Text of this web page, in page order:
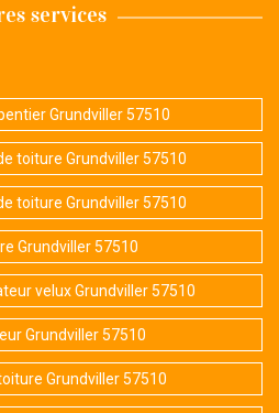
services
Grundviller 57510
toiture Grundviller 57510
toiture Grundviller 57510
Grundviller 57510
velux Grundviller 57510
Grundviller 57510
Grundviller 57510